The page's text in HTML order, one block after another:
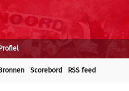
Scorebord RSS feed